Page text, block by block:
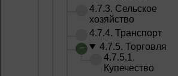
4.7.3. Сельское
хозяйство
4.7.4. Транспорт
4.7.5. Торговля
4.7.5.1.
Купечество